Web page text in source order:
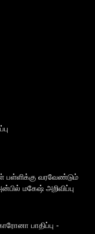
பள்ளிக்கு வரவேண்டும்
மகேஷ் அறிவிப்பு
பாதிப்பு -